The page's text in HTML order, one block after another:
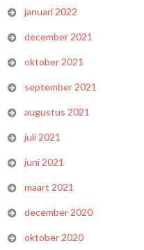
januari 2022
december 2021
oktober 2021
september 2021
augustus 2021
juli 2021
juni 2021
maart 2021
december 2020
oktober 2020